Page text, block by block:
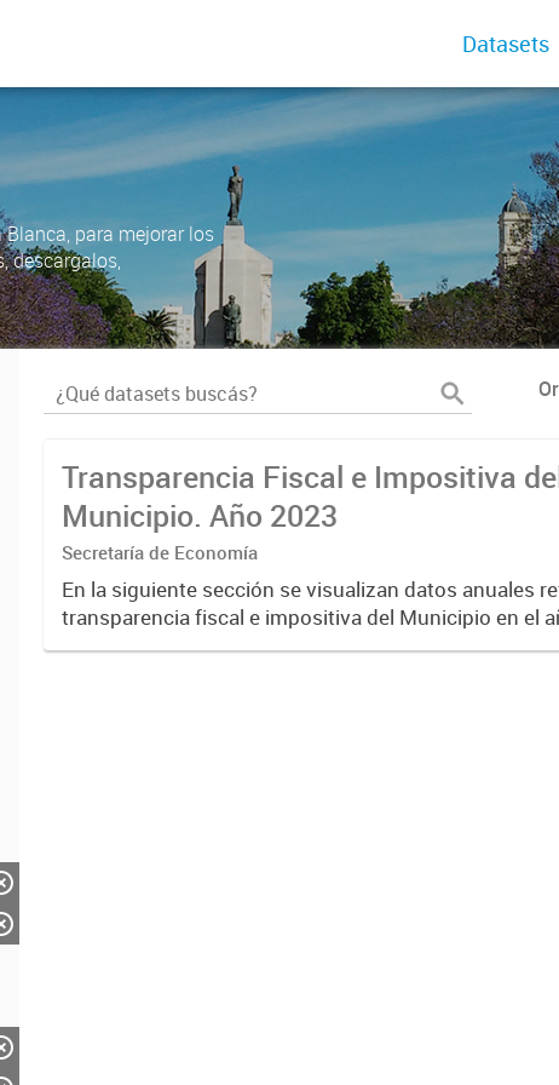
Datasets
para mejorar los
descargalos,
Transparencia Fiscal e Impositiva
Municipio. Año 2023
Secretaría de Economía
En la siguiente sección se visualizan datos anuales
transparencia fiscal e impositiva del Municipio en el